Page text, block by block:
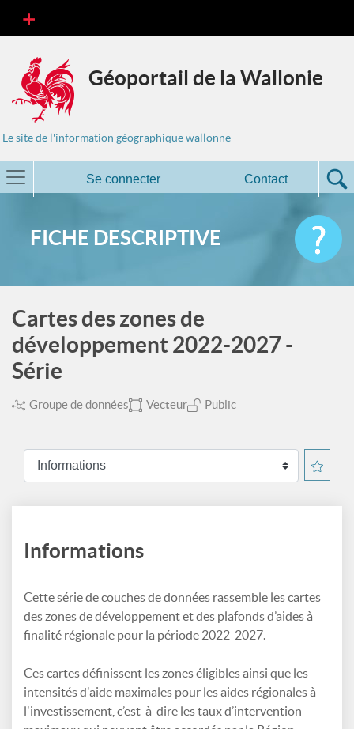
Géoportail de la Wallonie
Le site de l'information géographique wallonne
Se connecter Contact
FICHE DESCRIPTIVE
Cartes des zones de
développement 2022-2027 -
Série
Groupe de données Vecteur Public
Informations
Cette série de couches de données rassemble les cartes
des zones de développement et des plafonds d’aides à
finalité régionale pour la période 2022-2027.
Ces cartes définissent les zones éligibles ainsi que les
intensités d'aide maximales pour les aides régionales à
l'investissement, c’est-à-dire les taux d’intervention